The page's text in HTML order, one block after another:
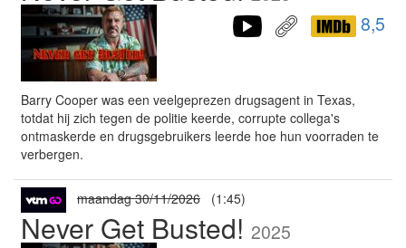
8,5
Barry Cooper was een veelgeprezen drugsagent in Texas,
totdat hij zich tegen de politie keerde, corrupte collega's
ontmaskerde en drugsgebruikers leerde hoe hun voorraden te
verbergen.
maandag 30/11/2026 (1:45)
Never Get Busted! 2025